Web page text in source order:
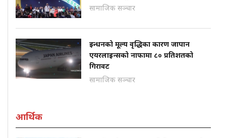
सामाजिक सञ्चार
इन्धनको मूल्य वृद्धिका कारण जापान
एयरलाइन्सको नाफामा ८० प्रतिशतको
गिरावट
सामाजिक सञ्चार
आर्थिक